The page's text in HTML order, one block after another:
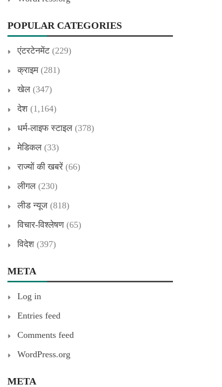
POPULAR CATEGORIES
एंटरटेनमेंट(229)
क्राइम(281)
खेल (347)
देश (1,164)
धर्म-लाइफ स्टाइल (378)
मेडिकल (33)
राज्यों की खबरें (66)
लीगल (230)
लीड न्यूज (818)
विचार-विश्लेषण(65)
विदेश (397)
META
Log in
Entries feed
Comments feed
WordPress.org
META